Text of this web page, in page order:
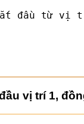
đầu từ vị
vị trí 1,